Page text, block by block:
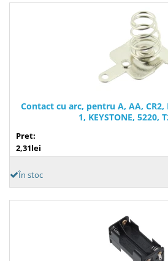
Contact cu arc, pentru A, AA,
1, KEYSTONE, 5220,
Pret:
2,31lei
În stoc